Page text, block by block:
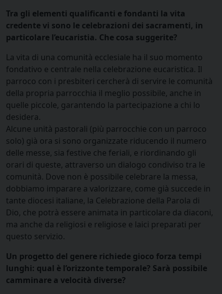
Tra gli elementi qualificanti e fondanti la vita
credente vi sono le celebrazioni dei sacramenti, in
particolare l’eucaristia. Che cosa suggerite?
La vita di una comunità ecclesiale ha il suo momento
fondativo e centrale nella celebrazione eucaristica. Il
parroco con i presbiteri cercherà di servire le comunità
della propria parrocchia il meglio possibile, anche in
quelle piccole, garantendo la partecipazione a chi lo
desidera.
Alcune unità pastorali (più parrocchie con un parroco
solo) già ora si sono organizzate riducendo il numero
delle messe, sia festive che feriali, e riordinando gli
orari di queste, attraverso un dialogo condiviso tra le
comunità. Dove non è possibile celebrare la messa,
dobbiamo imparare a valorizzare, come già succede in
tante diocesi italiane, la Celebrazione della Parola di
Dio, che potrà essere animata in particolare da diaconi,
ma anche da religiosi e religiose e laici preparati per
questo servizio.
Un progetto del genere richiede gioco forza tempi
lunghi: qual è l’orizzonte temporale? Sarà possibile
camminare a velocità diverse?